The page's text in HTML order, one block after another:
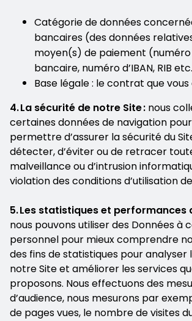
Catégorie de données
bancaires (des données
moyen(s) de paiement
bancaire, numéro d’IBAN, RIB
Base légale : le contrat que vous
4. La sécurité de notre Site : nous
certaines données de navigation
permettre d’assurer la sécurité du
détecter, d’éviter ou de retracer
malveillance ou d’intrusion
violation des conditions d’utilisation
5. Les statistiques et performances
nous pouvons utiliser des Données à
personnel pour mieux comprendre
des fins de statistiques pour analyser
notre Site et améliorer les services
proposons. Nous effectuons des
d’audience, nous mesurons par
de pages vues, le nombre de visites